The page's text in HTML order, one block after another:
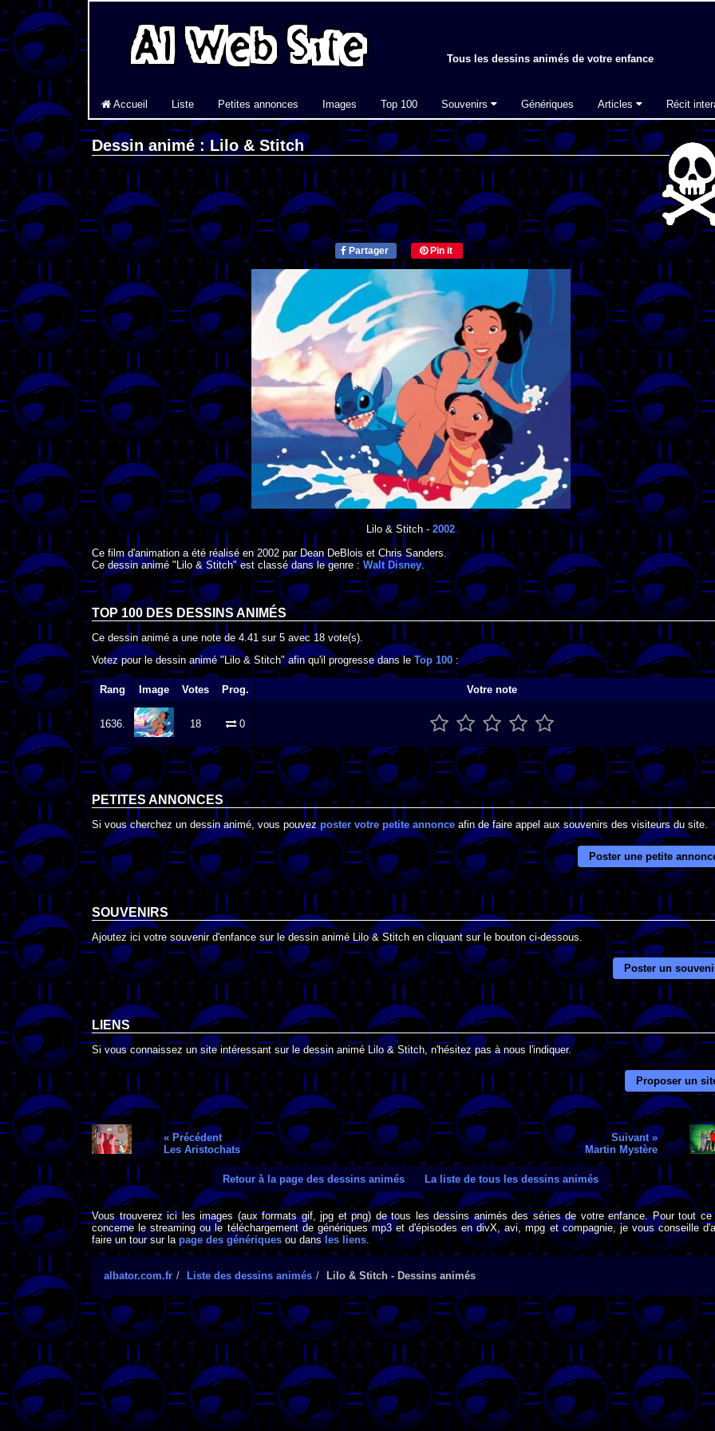
Tous les dessins animés de votre enfance
Accueil Liste Petites annonces Images Top 100 Souvenirs Génériques Articles Récit
Dessin animé : Lilo & Stitch
Partager Pin it
Lilo & Stitch-2002
Ce film d'animation a été réalisé en2002parDean DeBlois etChris Sanders.
Ce dessin animé "Lilo & Stitch" est classé dans le genre : Walt Disney.
TOP 100 DES DESSINS ANIMÉS
Ce dessin animé a une note de 4.41 sur 5 avec 18 vote(s).
Votez pour le dessin animé "Lilo & Stitch" afin qu'il progresse dans leTop 100 :
Rang Image Votes Prog. Votre note
1636. 18 0
PETITES ANNONCES
Si vous cherchez un dessin animé, vous pouvezposter votre petite annonce afin de faire appel aux souvenirs des visiteurs du site.
Poster une petite
SOUVENIRS
Ajoutez ici votre souvenir d'enfance sur le dessin animé Lilo & Stitch en cliquant sur le bouton ci-dessous.
Poster un
LIENS
Si vous connaissez un site intéressant sur le dessin animé Lilo & Stitch, n'hésitez pas à nous l'indiquer.
Proposer un
« Précédent
Les Aristochats
Suivant »
Martin Mystère
Retour à la page des dessins animés La liste de tous les dessins animés
Vous trouverez ici les images (aux formats gif, jpg et png) de tous les dessins animés des séries de votre enfance. Pour tout ce
concerne le streaming ou le téléchargement de génériques mp3 et d'épisodes en divX, avi, mpg et compagnie, je vous conseille
faire un tour sur la page des génériquesou dans les liens
albator.com.fr Liste des dessins animés Lilo & Stitch - Dessins animés